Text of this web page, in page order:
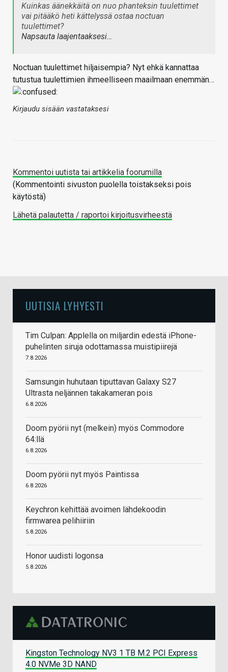
Kuinkas äänekkäitä on nuo phanteksin tuulettimet
vai pitääkö heti kättelyssä ostaa noctuan
tuulettimet?
Napsauta laajentaaksesi…
Noctuan tuulettimet hiljaisempia? Nyt ehkä kannattaa
tutustua tuulettimien ihmeelliseen maailmaan enemmän…
Kirjaudu sisään vastataksesi
Kommentoi uutista tai artikkelia foorumilla
(Kommentointi sivuston puolella toistakseksi pois
käytöstä)
Lähetä palautetta / raportoi kirjoitusvirheestä
UUTISIA LYHYESTI
Tim Culpan: Applella on miljardin edestä iPhone-
puhelinten siruja odottamassa muistipiirejä
7.8.2026
Samsungin huhutaan tiputtavan Galaxy S27
Ultrasta neljännen takakameran pois
6.8.2026
Doom pyörii nyt (melkein) myös Commodore
64:llä
6.8.2026
Doom pyörii nyt myös Paintissa
6.8.2026
Keychron kehittää avoimen lähdekoodin
firmwarea pelihiiriin
5.8.2026
Honor uudisti logonsa
5.8.2026
Kingston Technology NV3 1 TB M.2 PCI Express
4.0 NVMe 3D NAND